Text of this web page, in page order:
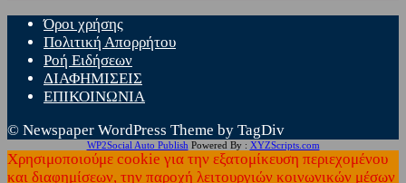
Όροι χρήσης
Πολιτική Απορρήτου
Ροή Ειδήσεων
ΔΙΑΦΗΜΙΣΕΙΣ
ΕΠΙΚΟΙΝΩΝΙΑ
© Newspaper WordPress Theme by TagDiv
WP2Social Auto Publish Powered By : XYZScripts.com
Χρησιμοποιούμε cookie για την εξατομίκευση περιεχομένου
και διαφημίσεων, την παροχή λειτουργιών κοινωνικών μέσων